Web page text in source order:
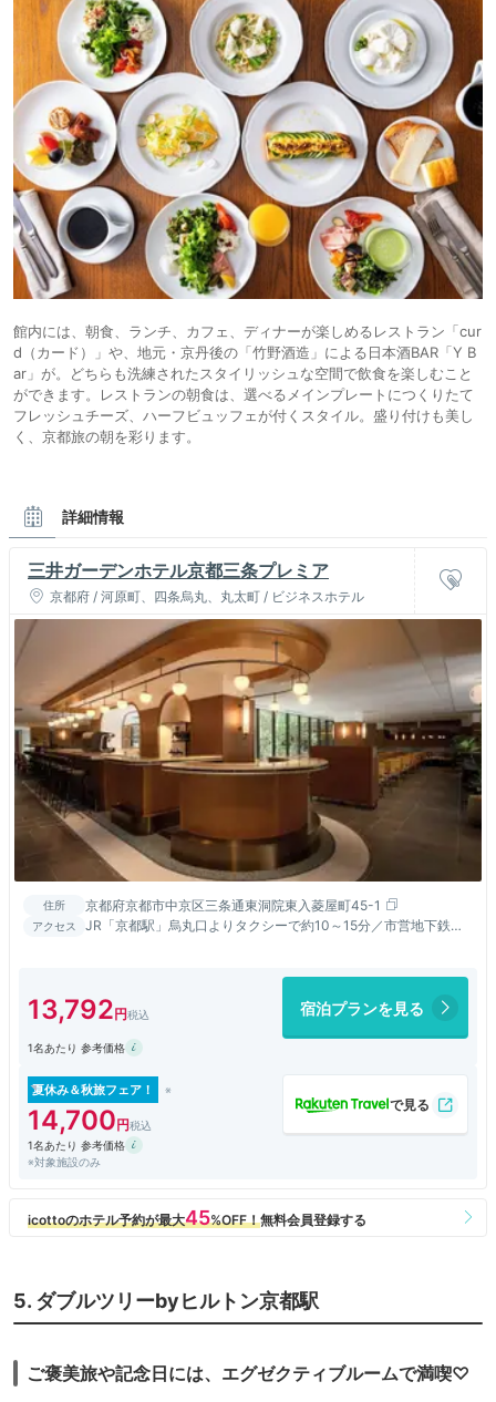
館内には、朝食、ランチ、カフェ、ディナーが楽しめるレストラン「cur
d（カード）」や、地元・京丹後の「竹野酒造」による日本酒BAR「Y B
ar」が。どちらも洗練されたスタイリッシュな空間で飲食を楽しむこと
ができます。レストランの朝食は、選べるメインプレートにつくりたて
フレッシュチーズ、ハーフビュッフェが付くスタイル。盛り付けも美し
く、京都旅の朝を彩ります。
詳細情報
三井ガーデンホテル京都三条プレミア
京都府 / 河原町、四条烏丸、丸太町 / ビジネスホテル
住所 京都府京都市中京区三条通東洞院東入菱屋町45-1
アクセス
JR「京都駅」烏丸口よりタクシーで約10～15分／市営地下鉄
13,792 宿泊プランを見る
1名あたり 参考価格
夏休み＆秋旅フェア！
14,700
1名あたり 参考価格
※対象施設のみ
5. ダブルツリーbyヒルトン京都駅
ご褒美旅や記念日には、エグゼクティブルームで満喫♡